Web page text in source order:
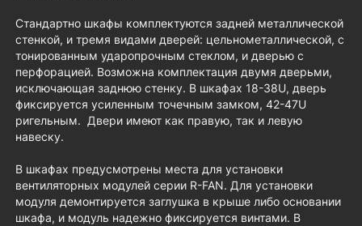
Стандартно шкафы комплектуются задней металлической
стенкой, и тремя видами дверей: цельнометаллической, с
тонированным ударопрочным стеклом, и дверью с
перфорацией. Возможна комплектация двумя дверьми,
исключающая заднюю стенку. В шкафах 18-38U, дверь
фиксируется усиленным точечным замком, 42-47U
ригельным. Двери имеют как правую, так и левую
навеску.
В шкафах предусмотрены места для установки
вентиляторных модулей серии R-FAN. Для установки
модуля демонтируется заглушка в крыше либо основании
шкафа, и модуль надежно фиксируется винтами. В